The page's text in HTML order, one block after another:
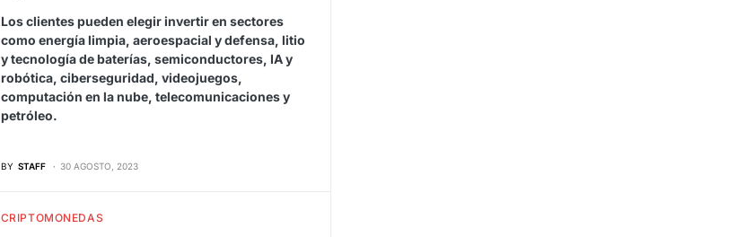
Los clientes pueden elegir invertir en sectores
como energía limpia, aeroespacial y defensa, litio
y tecnología de baterías, semiconductores, IA y
robótica, ciberseguridad, videojuegos,
computación en la nube, telecomunicaciones y
petróleo.
BY STAFF 30 AGOSTO, 2023
CRIPTOMONEDAS